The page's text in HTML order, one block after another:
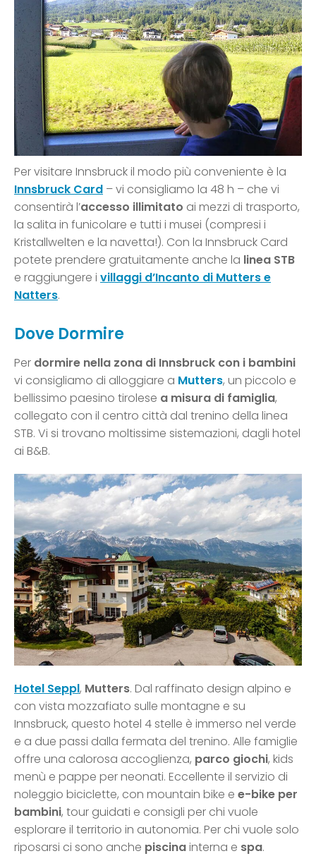
Per visitare Innsbruck il modo più conveniente è la
Innsbruck Card – vi consigliamo la 48 h – che vi
consentirà l’accesso illimitato ai mezzi di trasporto,
la salita in funicolare e tutti i musei (compresi i
Kristallwelten e la navetta!). Con la Innsbruck Card
potete prendere gratuitamente anche la linea STB
e raggiungere i villaggi d’Incanto di Mutters e
Natters.
Dove Dormire
Per dormire nella zona di Innsbruck con i bambini
vi consigliamo di alloggiare a Mutters, un piccolo e
bellissimo paesino tirolese a misura di famiglia,
collegato con il centro città dal trenino della linea
STB. Vi si trovano moltissime sistemazioni, dagli hotel
ai B&B.
Hotel Seppl, Mutters. Dal raffinato design alpino e
con vista mozzafiato sulle montagne e su
Innsbruck, questo hotel 4 stelle è immerso nel verde
e a due passi dalla fermata del trenino. Alle famiglie
offre una calorosa accoglienza, parco giochi, kids
menù e pappe per neonati. Eccellente il servizio di
noleggio biciclette, con mountain bike e e-bike per
bambini, tour guidati e consigli per chi vuole
esplorare il territorio in autonomia. Per chi vuole solo
riposarsi ci sono anche piscinainterna e spa.